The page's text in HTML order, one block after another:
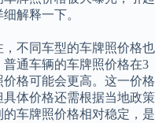
解释一下。
不同车型的车牌照价格也
通车辆的车牌照价格在3
格可能会更高。这一价格
体价格还需根据当地政策
车牌照价格相对稳定，是